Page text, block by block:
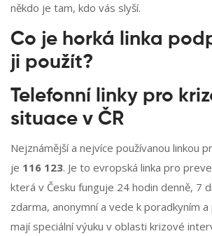
někdo je tam, kdo vás slyší.
Co je horká linka
ji použít?
Telefonní linky pro
situace v ČR
Nejznámější a nejvíce používanou linkou
je 116 123. Je to evropská linka pro
která v Česku funguje 24 hodin denně, 7
zdarma, anonymní a vede k poradkyním
mají speciální výuku v oblasti krizové